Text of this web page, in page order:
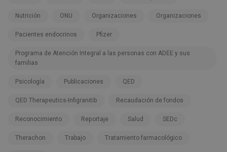
Nutrición ONU Organizaciones Organizaciones
Pacientes endocrinos Pfizer
Programa de Atención Integral a las personas con ADEE y sus
familias
Psicología Publicaciones QED
QED Therapeutics-Infigranitib Recaudación de fondos
Reconocimiento Reportaje Salud SEDc
Therachon Trabajo Tratamiento farmacológico